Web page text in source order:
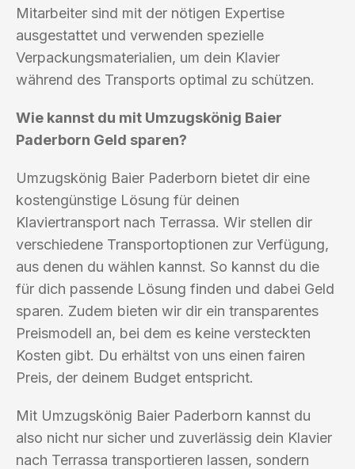
Mitarbeiter sind mit der nötigen Expertise
ausgestattet und verwenden spezielle
Verpackungsmaterialien, um dein Klavier
während des Transports optimal zu schützen.
Wie kannst du mit Umzugskönig Baier
Paderborn Geld sparen?
Umzugskönig Baier Paderborn bietet dir eine
kostengünstige Lösung für deinen
Klaviertransport nach Terrassa. Wir stellen dir
verschiedene Transportoptionen zur Verfügung,
aus denen du wählen kannst. So kannst du die
für dich passende Lösung finden und dabei Geld
sparen. Zudem bieten wir dir ein transparentes
Preismodell an, bei dem es keine versteckten
Kosten gibt. Du erhältst von uns einen fairen
Preis, der deinem Budget entspricht.
Mit Umzugskönig Baier Paderborn kannst du
also nicht nur sicher und zuverlässig dein Klavier
nach Terrassa transportieren lassen, sondern